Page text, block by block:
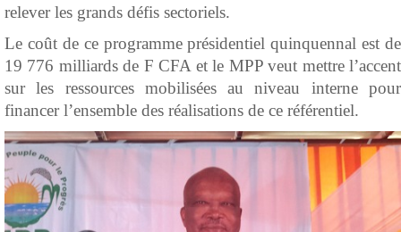
relever les grands défis sectoriels.
Le coût de ce programme présidentiel quinquennal est de
19 776 milliards de F CFA et le MPP veut mettre l’accent
sur les ressources mobilisées au niveau interne pour
financer l’ensemble des réalisations de ce référentiel.